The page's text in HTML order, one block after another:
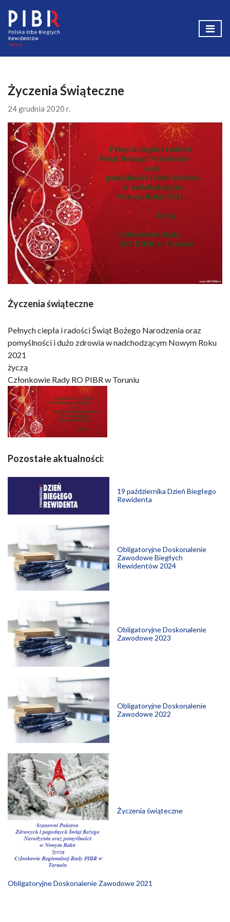
Życzenia Świąteczne
24 grudnia 2020 r.
Życzenia świąteczne
Pełnych ciepła i radości Świąt Bożego Narodzenia oraz
pomyślności i dużo zdrowia w nadchodzącym Nowym Roku
2021
życzą
Członkowie Rady RO PIBR w Toruniu
Pozostałe aktualności:
19 października Dzień Biegłego
Rewidenta
Obligatoryjne Doskonalenie
Zawodowe Biegłych
Rewidentów 2024
Obligatoryjne Doskonalenie
Zawodowe 2023
Obligatoryjne Doskonalenie
Zawodowe 2022
Życzenia świąteczne
Obligatoryjne Doskonalenie Zawodowe 2021